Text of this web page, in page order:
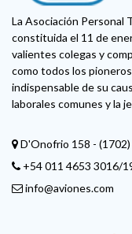
La Asociación Personal
constituida el 11 de
valientes colegas y
como todos los
indispensable de su
laborales comunes y la
D'Onofrio 158 -
+54 011 4653 3016/
info@aviones.com